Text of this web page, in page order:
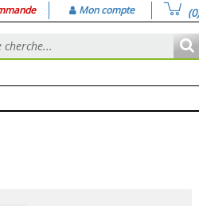
Mon compte (0)